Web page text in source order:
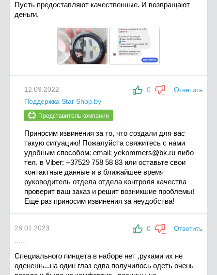
Пусть предоставляют качественные. И возвращают
деньги.
0 Ответить
12.09.2022
Поддержка Star Shop.by
Представитель компании
Приносим извинения за то, что создали для вас
такую ситуацию! Пожалуйста свяжитесь с нами
удобным способом: email: yekommers@bk.ru либо
тел. в Viber: +37529 758 58 83 или оставьте свои
контактные данные и в ближайшее время
руководитель отдела отдела контроля качества
проверит ваш заказ и решит возникшие проблемы!
Ещё раз приносим извинения за неудобства!
0 Ответить
28.01.2023
......
Специального пинцета в наборе нет ,руками их не
оденешь...на один глаз едва получилось одеть очень